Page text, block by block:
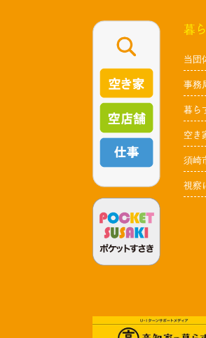
暮
当団
事務
暮ら
空き
須崎
視察